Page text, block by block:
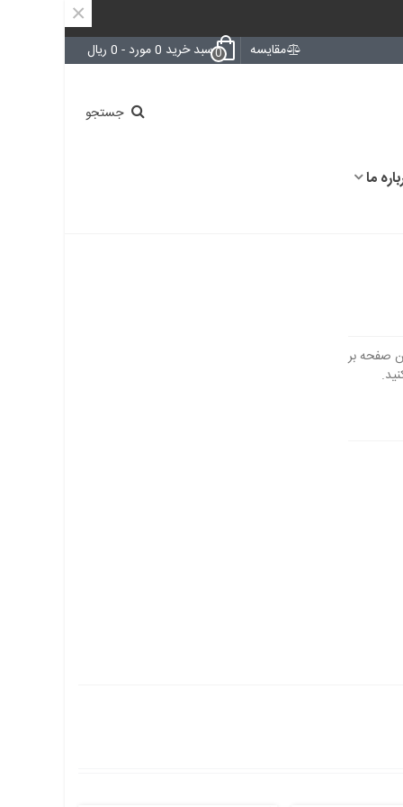
×
مقایسه 0سبد خرید 0مورد - 0 ریال
جستجو
ما